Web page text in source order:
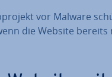
vor Malware
die Website